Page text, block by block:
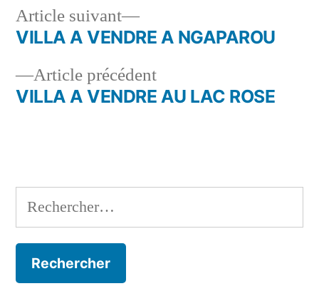
Navigation
deArticle précédentArticle
précédent :
VILLA A VENDRE AU LAC ROSE
Article suivant
Article
suivant :
VILLA A VENDRE A NGAPAROU
Rechercher :